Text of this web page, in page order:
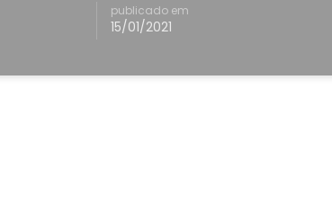
publicado em
15/01/2021